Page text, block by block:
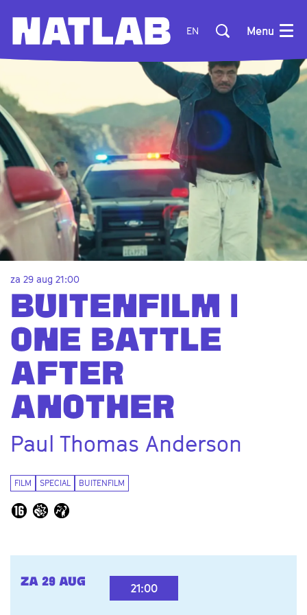
EN Menu
BUITENFILM |
ONE BATTLE
AFTER
ANOTHER
Paul Thomas Anderson
za 29 aug 21:00
FILM SPECIAL BUITENFILM
ZA 29 AUG 21:00